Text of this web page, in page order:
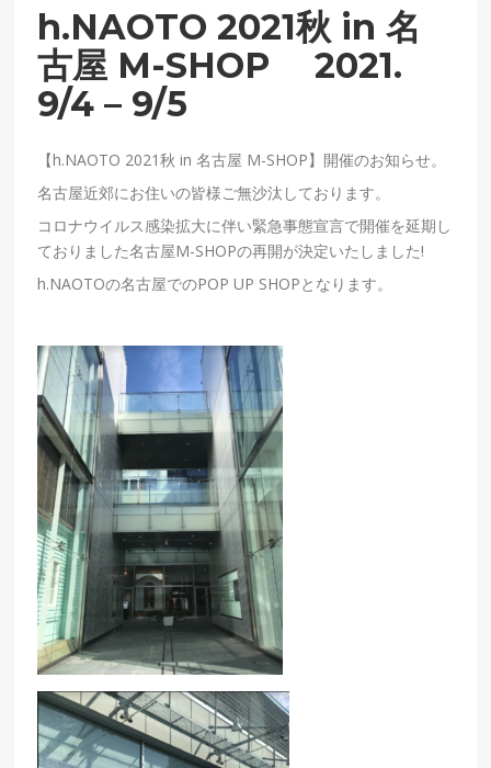
h.NAOTO 2021秋 in 名
古屋 M-SHOP 2021.
9/4 – 9/5
【h.NAOTO 2021秋 in 名古屋 M-SHOP】開催のお知らせ。
名古屋近郊にお住いの皆様ご無沙汰しております。
コロナウイルス感染拡大に伴い緊急事態宣言で開催を延期し
ておりました名古屋M-SHOPの再開が決定いたしました!
h.NAOTOの名古屋でのPOP UP SHOPとなります。